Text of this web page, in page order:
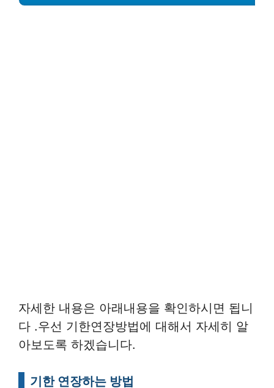
자세한 내용은 아래내용을 확인하시면 됩니
다 .우선 기한연장방법에 대해서 자세히 알
아보도록 하겠습니다.
기한 연장하는 방법